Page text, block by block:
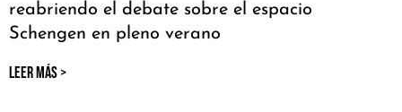
reabriendo el debate sobre el espacio
Schengen en pleno verano
LEER MÁS >